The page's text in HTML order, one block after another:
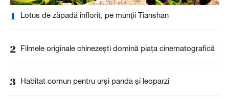
1 Lotus de zăpadă înflorit, pe munții Tianshan
2 Filmele originale chinezești domină piața cinematografică
3 Habitat comun pentru urși panda și leoparzi